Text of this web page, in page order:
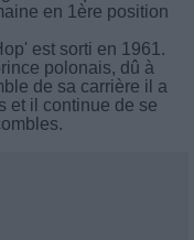
en 1ère position
est sorti en 1961.
polonais, dû à
de sa carrière il a
et il continue de se